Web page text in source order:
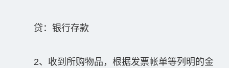
贷：银行存款
2、收到所购物品，根据发票帐单等列明的金